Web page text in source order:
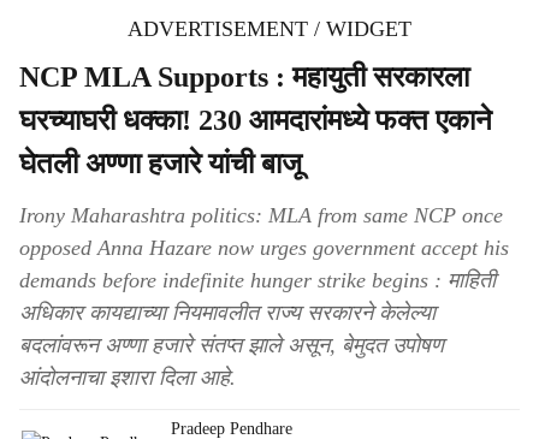
ADVERTISEMENT / WIDGET
NCP MLA Supports : महायुती सरकारला
घरच्याघरी धक्का! 230 आमदारांमध्ये फक्त एकाने
घेतली अण्णा हजारे यांची बाजू
Irony Maharashtra politics: MLA from same NCP once
opposed Anna Hazare now urges government accept his
demands before indefinite hunger strike begins : माहिती
अधिकार कायद्याच्या नियमावलीत राज्य सरकारने केलेल्या
बदलांवरून अण्णा हजारे संतप्त झाले असून, बेमुदत उपोषण
आंदोलनाचा इशारा दिला आहे.
Pradeep Pendhare